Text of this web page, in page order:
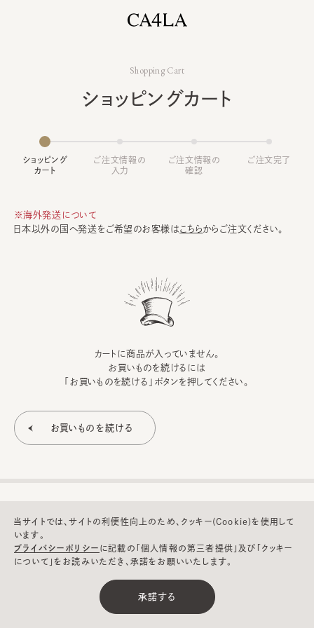
Shopping Cart
ショッピングカート
ショッピング
カート
ご注文情報の
入力
ご注文情報の
確認
ご注文完了
※海外発送について
日本以外の国へ発送をご希望のお客様はこちらからご注文ください。
カートに商品が入っていません。
お買いものを続けるには
「お買いものを続ける」ボタンを押してください。
©CA4LA INC. All Rights Reserved.
当サイトでは、サイトの利便性向上のため、クッキー(Cookie)を使用して
います。
プライバシーポリシー に記載の「個人情報の第三者提供」及び「クッキー
について」をお読みいただき、承諾をお願いいたします。
承諾する